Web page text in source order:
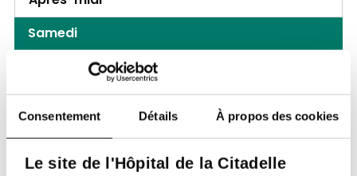
Consentement Détails À propos des cookies
Le site de l'Hôpital de la Citadelle
Samedi
Après-midi
Site Laveu
Rue des Wallons 72,4000, Liège